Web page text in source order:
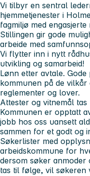
Vi tilbyr en sentral
hjemmetjenester i
fagmiljø med
Stillingen gir gode
arbeide med
Vi flytter inn i nytt
utvikling og samarbeid!
Lønn etter avtale.
kommunen på de
reglementer og lover.
Attester og vitnemål
Kommunen er opptatt
jobb hos oss uansett
sammen for et godt og
Søkerlister med
arbeidskommune for
dersom søker anmoder
tas til følge, vil søkeren